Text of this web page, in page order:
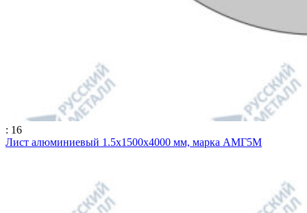
: 16
Лист алюминиевый 1.5х1500х4000 мм, марка АМГ5М